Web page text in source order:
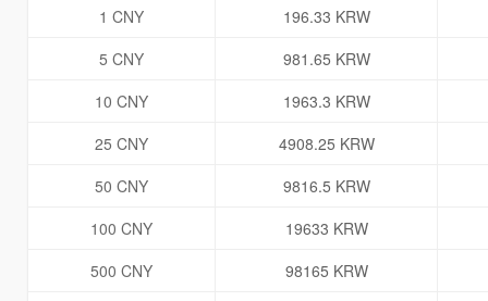
1 CNY
196.33 KRW
5 CNY
981.65 KRW
10 CNY
1963.3 KRW
25 CNY
4908.25 KRW
50 CNY
9816.5 KRW
100 CNY
19633 KRW
500 CNY
98165 KRW